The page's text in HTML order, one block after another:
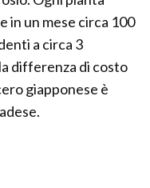
in un mese circa 100
a circa 3
differenza di costo
giapponese è